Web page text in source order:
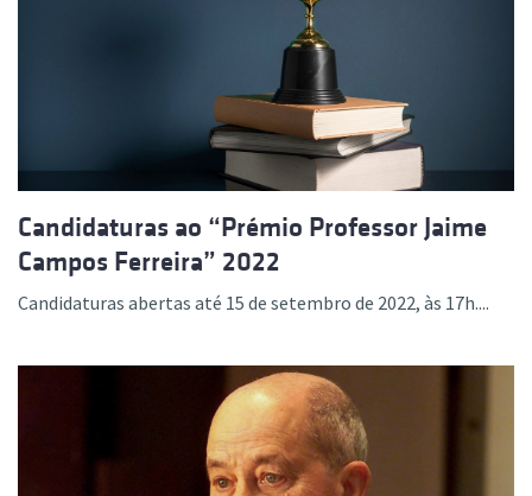
Candidaturas ao “Prémio Professor Jaime
Campos Ferreira” 2022
Candidaturas abertas até 15 de setembro de 2022, às 17h....